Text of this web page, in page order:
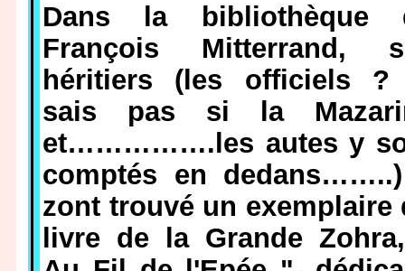
Dans la bibliothèque
François Mitterrand,
héritiers (les officiels ?
sais pas si la
et…………….les autes y
comptés en
zont trouvé un exemplaire
livre de la Grande